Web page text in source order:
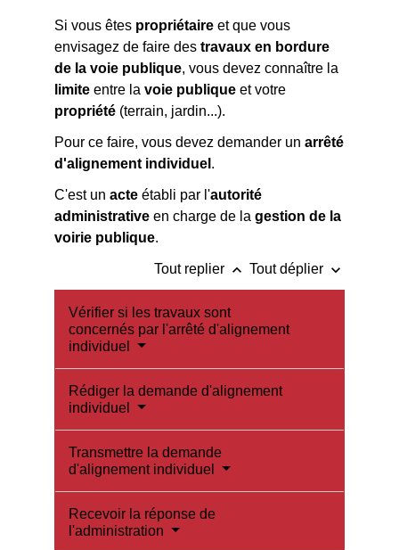
Si vous êtes propriétaire et que vous
envisagez de faire des travaux en bordure
de la voie publique, vous devez connaître la
limite entre lavoie publique et votre
propriété (terrain, jardin...).
Pour ce faire, vous devez demander unarrêté
d'alignement individuel .
C'est unacte établi par l'autorité
administrative en charge de lagestion de la
voirie publique.
Tout replier keyboard_arrow_up Tout déplier keyboard_arrow_down
Vérifier si les travaux sont
concernés par l'arrêté d'alignement
individuel
Rédiger la demande d'alignement
individuel
Transmettre la demande
d'alignement individuel
Recevoir la réponse de
l'administration